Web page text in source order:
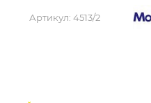
Артикул: 4513/2